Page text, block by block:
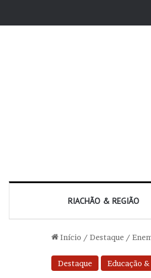
RIACHÃO & REGIÃO
Início / Destaque /
Destaque Educação